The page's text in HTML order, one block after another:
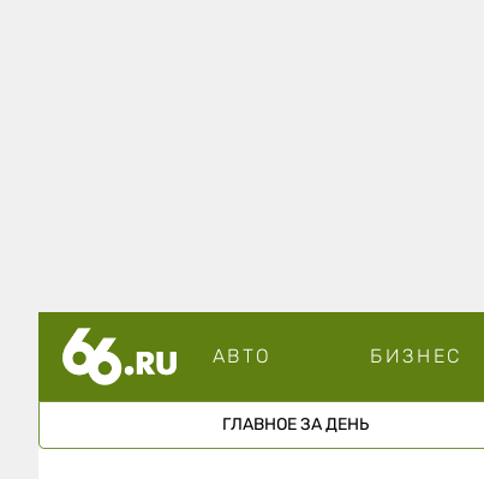
АВТО БИЗНЕС
ГЛАВНОЕ ЗА ДЕНЬ